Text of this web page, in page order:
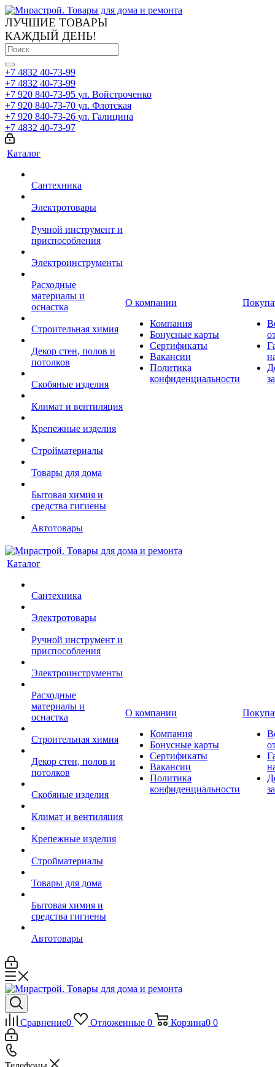
ЛУЧШИЕ ТОВАРЫ
КАЖДЫЙ ДЕНЬ!
+7 4832 40-73-99
+7 4832 40-73-99
+7 920 840-73-95 ул. Войстроченко
+7 920 840-73-70 ул. Флотская
+7 920 840-73-26 ул. Галицина
+7 4832 40-73-97
Каталог
Сантехника
Электротовары
Ручной инструмент и
приспособления
Электроинструменты
Расходные
материалы и
оснастка
Строительная химия
Декор стен, полов и
потолков
Скобяные изделия
Климат и вентиляция
Крепежные изделия
Стройматериалы
Товары для дома
Бытовая химия и
средства гигиены
Автотовары
О компании
Компания
Бонусные карты
Сертификаты
Вакансии
Политика
конфиденциальности
Каталог
Сантехника
Электротовары
Ручной инструмент и
приспособления
Электроинструменты
Расходные
материалы и
оснастка
Строительная химия
Декор стен, полов и
потолков
Скобяные изделия
Климат и вентиляция
Крепежные изделия
Стройматериалы
Товары для дома
Бытовая химия и
средства гигиены
Автотовары
О компании
Компания
Бонусные карты
Сертификаты
Вакансии
Политика
конфиденциальности
Сравнение0 Отложенные 0 Корзина0 0